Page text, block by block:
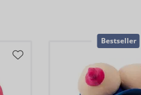
Bestseller